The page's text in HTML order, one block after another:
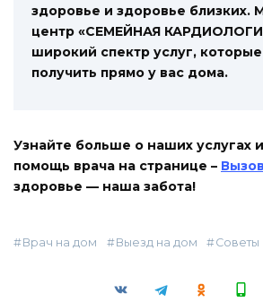
здоровье и здоровье близких.
центр «СЕМЕЙНАЯ
широкий спектр услуг,
получить прямо у вас дома.
Узнайте больше о наших услугах
помощь врача на странице –
здоровье — наша забота!
Врач на дом Выезд на дом Советы